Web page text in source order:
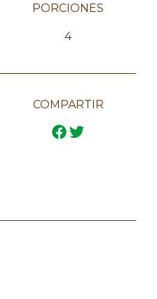
PORCIONES
4
COMPARTIR